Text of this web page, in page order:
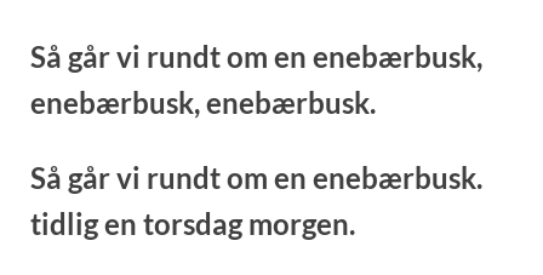
Så går vi rundt om en enebærbusk,
enebærbusk,enebærbusk.
Så går vi rundt om en enebærbusk.
tidlig en torsdag morgen.